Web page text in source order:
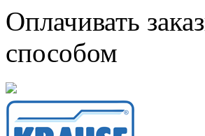
Оплачивать
способом